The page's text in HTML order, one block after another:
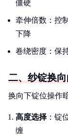
僵硬
牵伸倍数：控
下降
卷绕密度：保
二、纱锭换
换向下锭位操作
高度选择 ：锭
缠